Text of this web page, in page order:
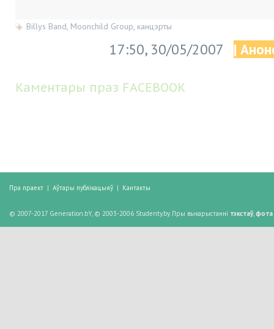
Billys Band Moonchild Group канцэрты
17:50, 30/05/2007 |
Каментары праз FACEBOOK
Пра праект | Аўтары публікацыяў | Кантакты
© 2007-2017 Generation.bY, © 2003-2006 Studenty.by. Пры выкарыстанні тэкстаў, фота